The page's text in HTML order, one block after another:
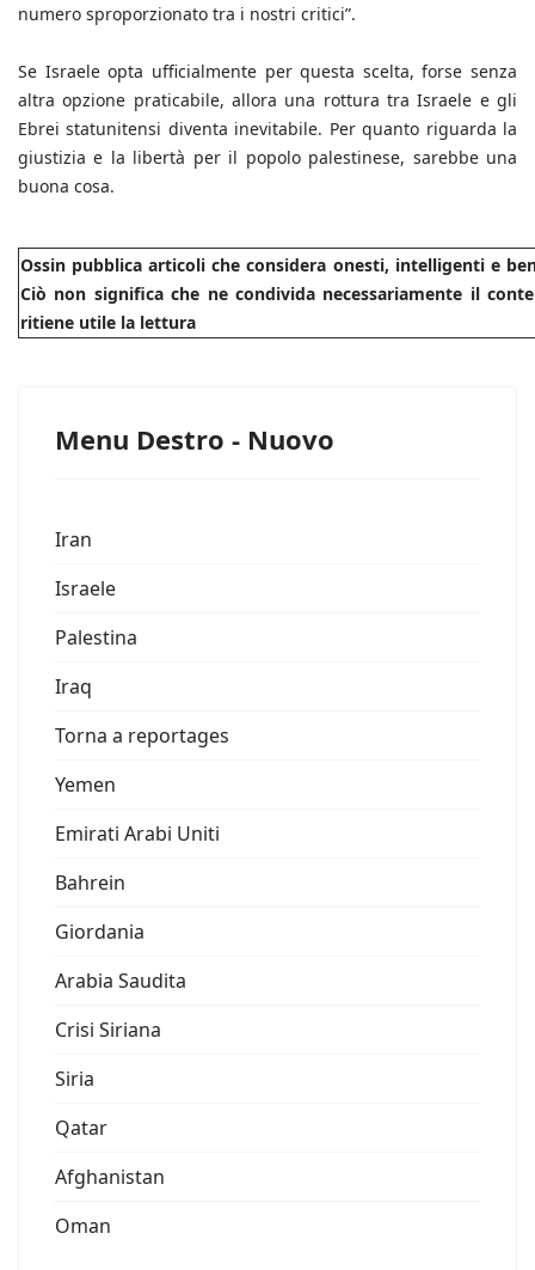
numero sproporzionato tra i nostri critici”.
Se Israele opta ufficialmente per questa scelta, forse senza
altra opzione praticabile, allora una rottura tra Israele e gli
Ebrei statunitensi diventa inevitabile. Per quanto riguarda la
giustizia e la libertà per il popolo palestinese, sarebbe una
buona cosa.
Ossin pubblica articoli che considera onesti, intelligenti e
Ciò non significa che ne condivida necessariamente il
ritiene utile la lettura
Menu Destro - Nuovo
Iran
Israele
Palestina
Iraq
Torna a reportages
Yemen
Emirati Arabi Uniti
Bahrein
Giordania
Arabia Saudita
Crisi Siriana
Siria
Qatar
Afghanistan
Oman